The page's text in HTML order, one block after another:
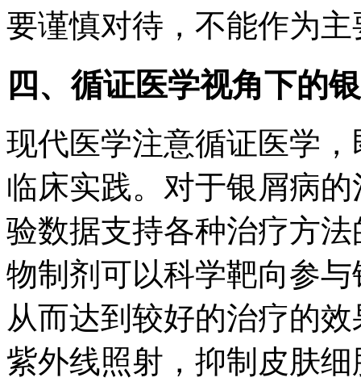
要谨慎对待，不能作为
四、循证医学视角下的
现代医学注意循证医学
临床实践。对于银屑病
验数据支持各种治疗方
物制剂可以科学靶向参
从而达到较好的治疗的
紫外线照射，抑制皮肤